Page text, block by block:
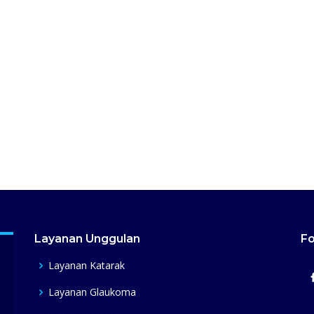
Layanan Unggulan
Layanan Katarak
Layanan Glaukoma